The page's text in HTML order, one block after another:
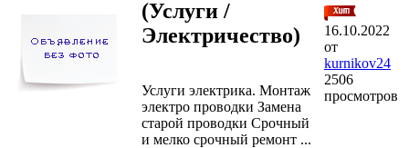
(Услуги /
Электричество)
Услуги электрика. Монтаж
электро проводки Замена
старой проводки Срочный
и мелко срочный ремонт ...
16.10.2022
от
kurnikov24
2506
просмотров